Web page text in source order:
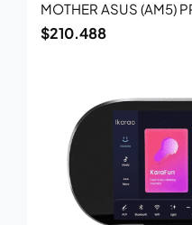
MOTHER ASUS (AM5)
$210.488
original
$1.076.923.
actual
$700.000.